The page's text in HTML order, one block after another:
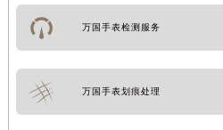
万国手表检测服务
万国手表划痕处理